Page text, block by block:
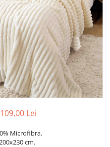
109,00 Lei
Microfibra.
cm.